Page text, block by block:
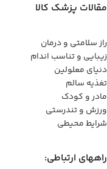
مقالات پزشک کالا
راز سلامتی و درمان
زیبایی و تناسب اندام
دنیای معلولین
تغذیه سالم
مادر و کودک
ورزش و تندرستی
شرایط محیطی
راههای ارتباطی: